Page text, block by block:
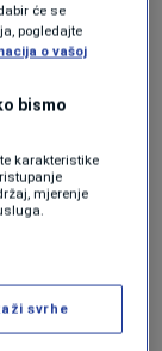
i
kupac
sa
postići
će se
pogledajte
o vašoj
bismo
karakteristike
mjerenje
svrhe